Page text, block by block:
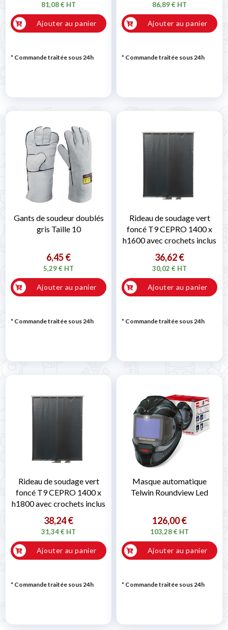
81,08 € HT
Ajouter au panier
* Commande traitée sous 24h
86,89 € HT
Ajouter au panier
* Commande traitée sous 24h
Gants de soudeur doublés
gris Taille 10
6,45 €
5,29 € HT
Ajouter au panier
* Commande traitée sous 24h
Rideau de soudage vert
foncé T9 CEPRO 1400 x
h1600 avec crochets inclus
36,62 €
30,02 € HT
Ajouter au panier
* Commande traitée sous 24h
Rideau de soudage vert
foncé T9 CEPRO 1400 x
h1800 avec crochets inclus
38,24 €
31,34 € HT
Ajouter au panier
* Commande traitée sous 24h
Masque automatique
Telwin Roundview Led
126,00 €
103,28 € HT
Ajouter au panier
* Commande traitée sous 24h